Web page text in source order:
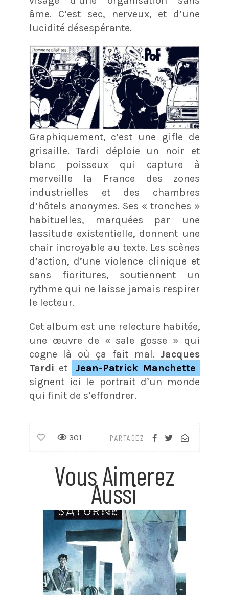
âme. C’est sec, nerveux, et d’une
lucidité désespérante.
Graphiquement, c’est une gifle de
grisaille. Tardi déploie un noir et
blanc poisseux qui capture à
merveille la France des zones
industrielles et des chambres
d’hôtels anonymes. Ses « tronches »
habituelles, marquées par une
lassitude existentielle, donnent une
chair incroyable au texte. Les scènes
d’action, d’une violence clinique et
sans fioritures, soutiennent un
rythme qui ne laisse jamais respirer
le lecteur.
Cet album est une relecture habitée,
une œuvre de « sale gosse » qui
cogne là où ça fait mal.Jacques
Tardi et
Jean-Patrick Manchette
signent ici le portrait d’un monde
qui finit de s’effondrer.
PARTAGEZ
301
Vous Aimerez
Aussi